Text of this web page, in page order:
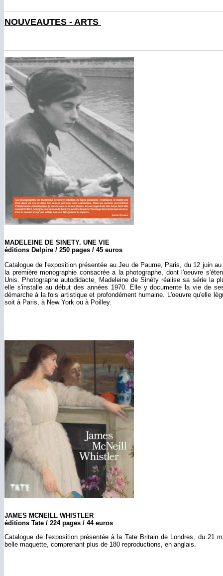
NOUVEAUTES - ARTS
MADELEINE DE SINETY. UNE VIE
éditions Delpire / 250 pages / 45 euros
Catalogue de l'exposition présentée au Jeu de Paume, Paris, du 12 juin
la première monographie consacrée a la photographe, dont l'oeuvre
Unis. Photographe autodidacte, Madeleine de Sinéty réalise sa série la
elle s'installe au début des années 1970. Elle y documente la vie de
démarche à la fois artistique et profondément humaine. L'oeuvre qu'elle
soit à Paris, à New York ou à Poilley.
JAMES MCNEILL WHISTLER
éditions Tate / 224 pages / 44 euros
Catalogue de l'exposition présentée à la Tate Britain de Londres, du 21
belle maquette, comprenant plus de 180 reproductions, en anglais.